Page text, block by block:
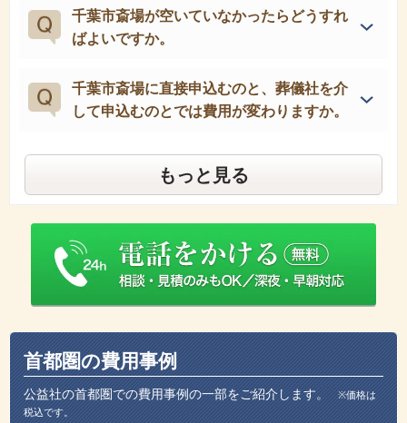
千葉市斎場が空いていなかったらどうすれ
ばよいですか。
千葉市斎場に直接申込むのと、葬儀社を介
して申込むのとでは費用が変わりますか。
もっと見る
首都圏の費用事例
公益社の首都圏での費用事例の一部をご紹介します。
※価格は
税込です。